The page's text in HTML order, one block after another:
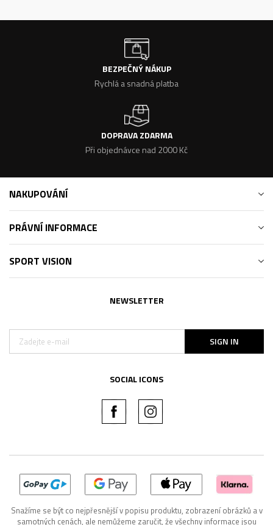
BEZPEČNÝ NÁKUP
Rychlá a snadná platba
DOPRAVA ZDARMA
Při objednávce nad 2000 Kč
NAKUPOVÁNÍ
PRÁVNÍ INFORMACE
SPORT VISION
NEWSLETTER
SIGN IN
SOCIAL ICONS
Snažíme se být co nejpřesnější v popisu produktu, zobrazení obrázků a v
samotných cenách, ale nemůžeme zaručit, že všechny informace jsou